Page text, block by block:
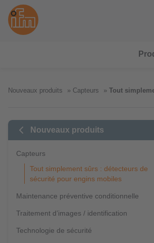
Nouveaux produits Capteurs Tout
Nouveaux produits
Capteurs
Tout simplement sûrs : détecteurs de
sécurité pour engins mobiles
Maintenance préventive conditionnelle
Traitement d’images / identification
Technologie de sécurité